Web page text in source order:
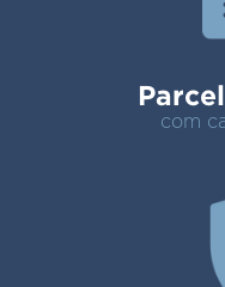
com